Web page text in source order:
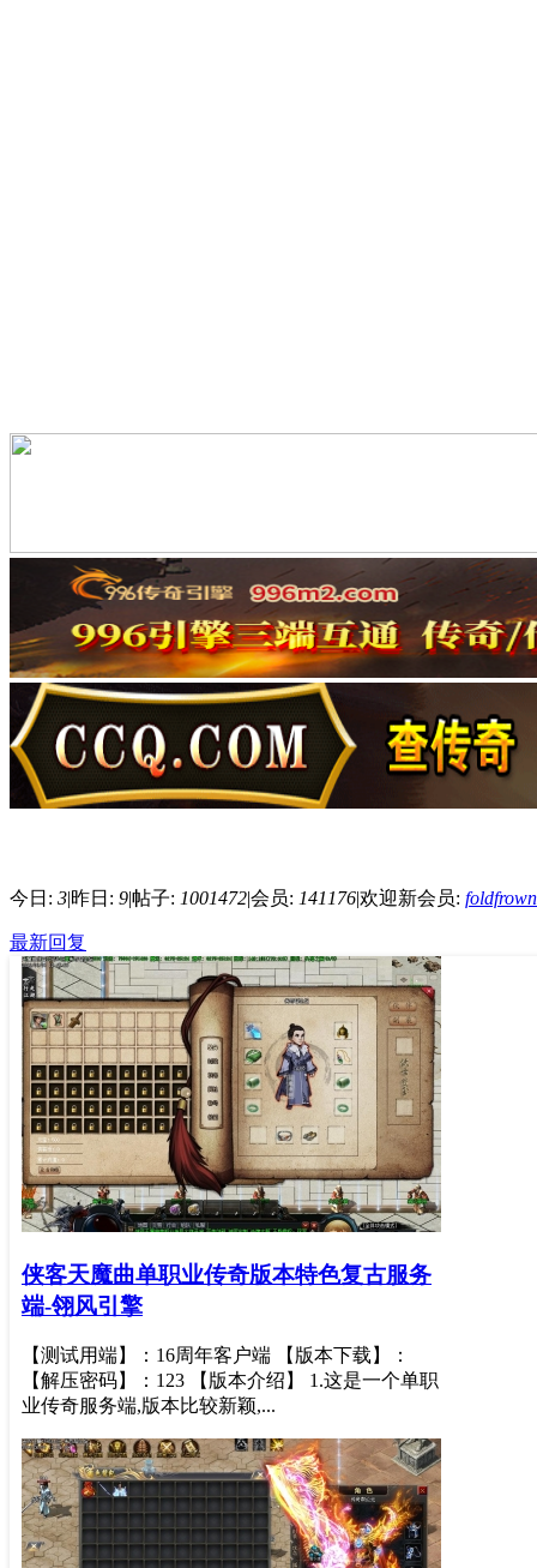
今日: 3|昨日: 9|帖子: 1001472|会员: 141176|欢迎新会员:
最新回复
侠客天魔曲单职业传奇版本特色复古服务
端-翎风引擎
【测试用端】：16周年客户端 【版本下载】：
【解压密码】：123 【版本介绍】 1.这是一个单职
业传奇服务端,版本比较新颖,...